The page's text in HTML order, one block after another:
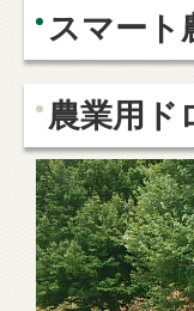
スマート
農業用ド